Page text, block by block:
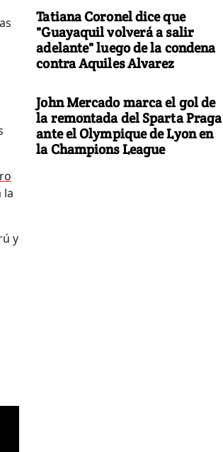
la
y
Tatiana Coronel dice que
"Guayaquil volverá a salir
adelante" luego de la condena
contra Aquiles Alvarez
John Mercado marca el gol de
la remontada del Sparta Praga
ante el Olympique de Lyon en
la Champions League